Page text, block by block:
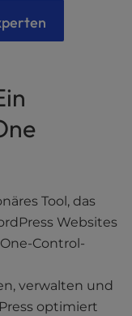
Tool, das
Websites
Control-
verwalten und
optimiert